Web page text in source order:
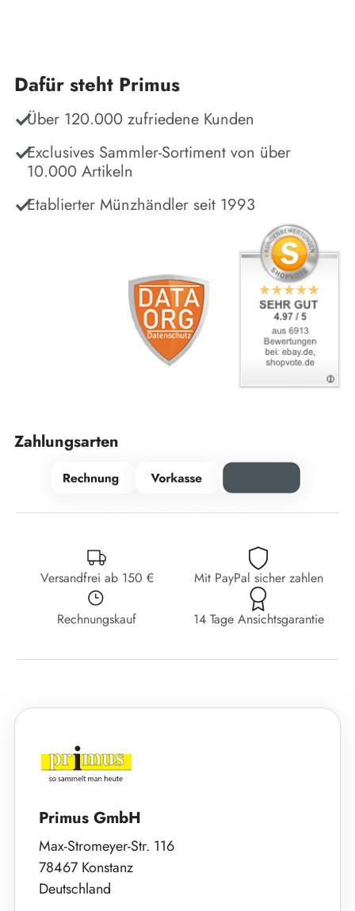
Dafür steht Primus
Über 120.000 zufriedene Kunden
Exclusives Sammler-Sortiment von über
10.000 Artikeln
Etablierter Münzhändler seit 1993
Zahlungsarten
Versandfrei ab 150 € Mit PayPal sicher zahlen
Rechnungskauf 14 Tage Ansichtsgarantie
Primus GmbH
Max-Stromeyer-Str. 116
78467 Konstanz
Deutschland